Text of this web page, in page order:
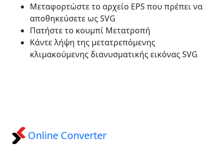
Μεταφορτώστε το αρχείο EPS που πρέπει να
αποθηκεύσετε ως SVG
Πατήστε το κουμπί Μετατροπή
Κάντε λήψη της μετατρεπόμενης
κλιμακούμενης διανυσματικής εικόνας SVG
Online Converter